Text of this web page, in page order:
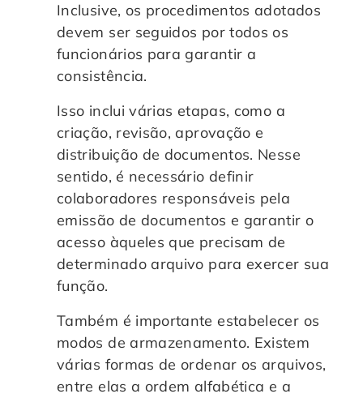
Inclusive, os procedimentos adotados
devem ser seguidos por todos os
funcionários para garantir a
consistência.
Isso inclui várias etapas, como a
criação, revisão, aprovação e
distribuição de documentos. Nesse
sentido, é necessário definir
colaboradores responsáveis pela
emissão de documentos e garantir o
acesso àqueles que precisam de
determinado arquivo para exercer sua
função.
Também é importante estabelecer os
modos de armazenamento. Existem
várias formas de ordenar os arquivos,
entre elas a ordem alfabética e a